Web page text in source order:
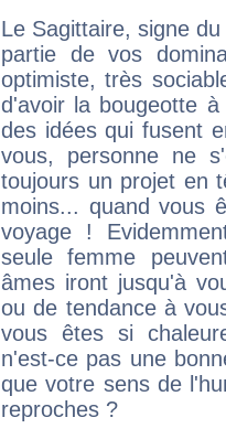
Le Sagittaire, signe
partie de vos
optimiste, très
d'avoir la bougeotte
des idées qui fusent
vous, personne ne
toujours un projet en
moins... quand vous
voyage !
seule femme
âmes iront jusqu'à
ou de tendance à
vous êtes si
n'est-ce pas une
que votre sens de
reproches ?